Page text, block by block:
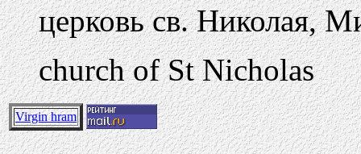
церковь св. Николая,
church of St Nicholas
Virgin hram